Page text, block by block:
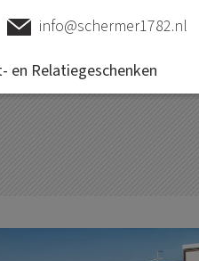
info@schermer1782.nl
en Relatiegeschenken